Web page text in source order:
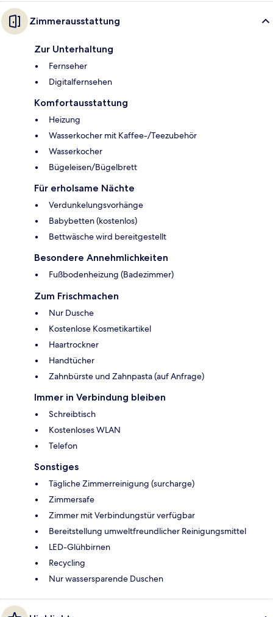
Zimmerausstattung
Zur Unterhaltung
Fernseher
Digitalfernsehen
Komfortausstattung
Heizung
Wasserkocher mit Kaffee-/Teezubehör
Wasserkocher
Bügeleisen/Bügelbrett
Für erholsame Nächte
Verdunkelungsvorhänge
Babybetten (kostenlos)
Bettwäsche wird bereitgestellt
Besondere Annehmlichkeiten
Fußbodenheizung (Badezimmer)
Zum Frischmachen
Nur Dusche
Kostenlose Kosmetikartikel
Haartrockner
Handtücher
Zahnbürste und Zahnpasta (auf Anfrage)
Immer in Verbindung bleiben
Schreibtisch
Kostenloses WLAN
Telefon
Sonstiges
Tägliche Zimmerreinigung (surcharge)
Zimmersafe
Zimmer mit Verbindungstür verfügbar
Bereitstellung umweltfreundlicher Reinigungsmittel
LED-Glühbirnen
Recycling
Nur wassersparende Duschen